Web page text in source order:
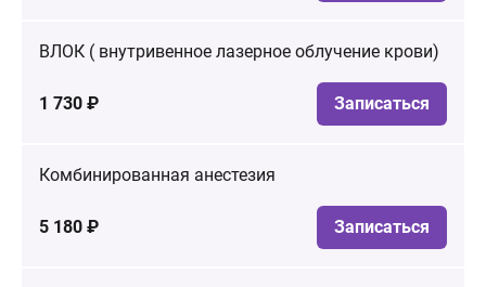
ВЛОК ( внутривенное лазерное облучение крови)
1 730 ₽ Записаться
Комбинированная анестезия
5 180 ₽ Записаться